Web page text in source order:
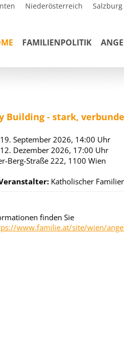
Niederösterreich Salzburg
FAMILIENPOLITIK
Building - stark,
September 2026, 14:00 Uhr
Dezember 2026, 17:00 Uhr
Berg-Straße 222, 1100 Wien
Katholischer
finden Sie
www.familie.at/site/wien/